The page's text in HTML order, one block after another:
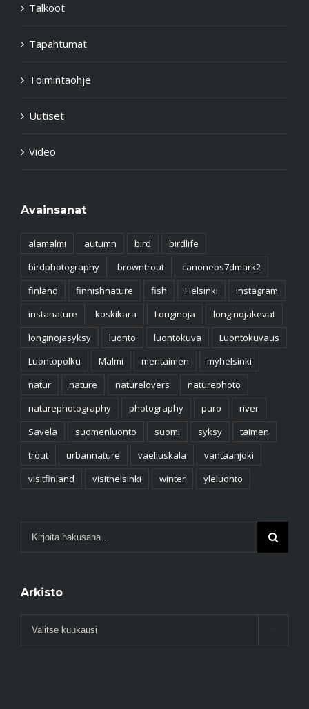
Talkoot
Tapahtumat
Toimintaohje
Uutiset
Video
Avainsanat
alamalmi autumn bird
birdlife
birdphotography
browntrout
canoneos7dmark2
finland
finnishnature fish Helsinki
instagram
instanature
koskikara Longinoja
longinojakevat
longinojasyksy
luonto luontokuva
Luontokuvaus
Luontopolku
Malmi meritaimen
myhelsinki
natur
nature naturelovers
naturephoto
naturephotography
photography puro
river
Savela
suomenluonto suomi syksy
taimen
trout
urbannature vaelluskala
vantaanjoki
visitfinland
visithelsinki winter yleluonto
Arkisto
Arkisto